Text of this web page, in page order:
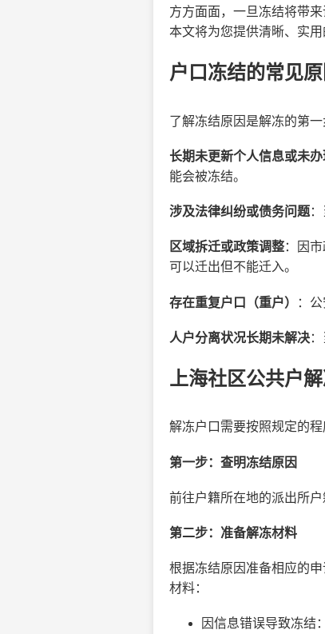
方方面面，一旦冻结将带
本文将为您提供清晰、实用
户口冻结的常见
了解冻结原因是解冻的第
长期未更新个人信息或未
能会被冻结。
涉及法律纠纷或债务问题
区域拆迁或政策调整：因
可以迁出但不能迁入。
存在重复户口（重户） ：
人户分离状况长期未解决
上海社区公共户
解冻户口需要按照规定的
第一步：查明冻结原因
前往户籍所在地的派出所
第二步：准备解冻材料
根据冻结原因准备相应的
材料：
因信息错误导致冻结